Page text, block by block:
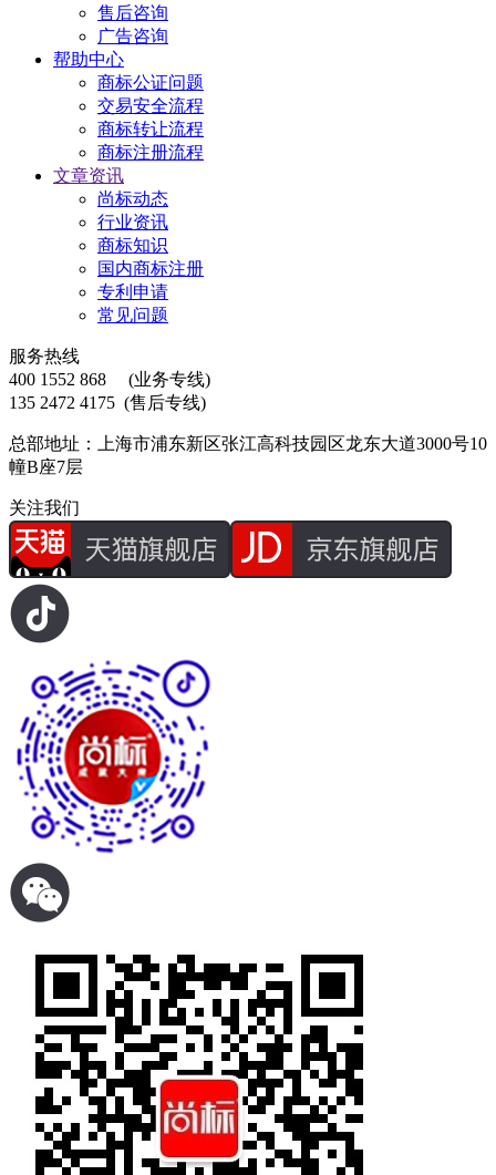
售后咨询
广告咨询
帮助中心
商标公证问题
交易安全流程
商标转让流程
商标注册流程
文章资讯
尚标动态
行业资讯
商标知识
国内商标注册
专利申请
常见问题
服务热线
400 1552 868
(业务专线)
135 2472 4175 (售后专线)
总部地址：上海市浦东新区张江高科技园区龙东大道3000号10
幢B座7层
关注我们